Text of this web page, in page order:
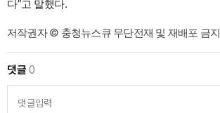
다”고 말했다.
저작권자 © 충청뉴스큐 무단전재 및 재배포 금지
댓글0
댓글입력